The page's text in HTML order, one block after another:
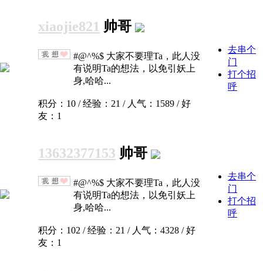
xiaojie821 帅哥
#@^%$ 大家不要理Ta，此人没
有说明Ta的想法，以免引妖上
身,哈哈...
积分：10 / 经验：21 / 人气：1589 / 好
友：1
去串个
门
打个招
呼
13632377153 帅哥
#@^%$ 大家不要理Ta，此人没
有说明Ta的想法，以免引妖上
身,哈哈...
积分：102 / 经验：21 / 人气：4328 / 好
友：1
去串个
门
打个招
呼